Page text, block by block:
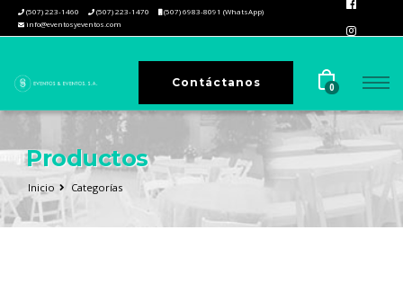
(507) 223-1460 (507) 223-1470
(507) 6983-8091 (WhatsApp)
info@eventosyeventos.com
Contáctanos 0
Productos
Inicio Categorías